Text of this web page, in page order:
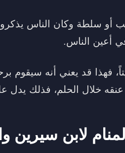
سلطة وكان الناس يذكرونه
أعين الناس.
فهذا قد يعني أنه سيقوم
خلال الحلم، فذلك يدل
لابن سيرين